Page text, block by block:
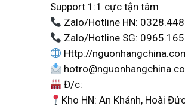
Support 1:1 cực tận tâm
Zalo/Hotline HN:
Zalo/Hotline SG:
Http://
Đ/c:
Kho HN: An Khánh, Hoài